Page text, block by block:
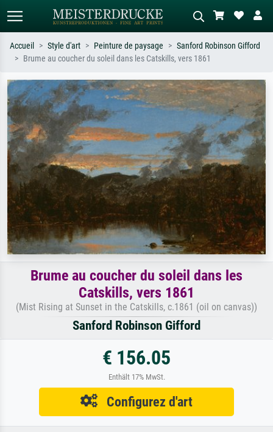
Recherchez par artiste, titre ou style –
ex. Monet, Nuit étoilée,
impressionnisme, vague de Hokusai,
nu.
Décrivez la scène – ex. prairie verte,
abstrait avec beaucoup de rouge,
tableau sombre, nu debout près d'un
arbre.
Accueil Style d'art Peinture de paysage
Sanford Robinson Gifford
Brume au coucher du soleil dans les Catskills, vers 1861
Brume au coucher du soleil dans les
Catskills, vers 1861
(Mist Rising at Sunset in the Catskills, c.1861 (oil on canvas))
Sanford Robinson Gifford
€ 156.05
Enthält 17% MwSt.
Configurez d'art